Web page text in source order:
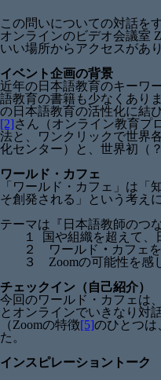
この問いについての対話を
オンラインのビデオ会議室
いい場所からアクセスがあ
イベント企画の背景
近年の日本語教育のキーワ
語教育の書籍も少なくあり
の日本語教育の活性化に結
[2]さん（オンライン教育プ
法と、ワンクリックで世界
化センター）と、世界初（
ワールド・カフェ
「ワールド・カフェ」は
そ創発される」という考え
テーマは『日本語教師のつ
１ 国や組織を超えて、
２ ワールド ・ カフェ
３ Zoomの可能性を感
チェックイン（自己紹介）
今回のワールド・カフェは
とオンラインでいきなり対
（Zoomの特徴[5]のひとつは
た。
インスピレーショントーク